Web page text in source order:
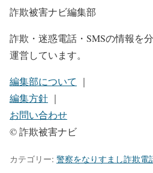
詐欺被害ナビ編集部
詐欺・迷惑電話・SMSの情報を
運営しています。
編集部について ｜
編集方針 ｜
お問い合わせ
© 詐欺被害ナビ
カテゴリー: 警察をなりすまし詐欺電